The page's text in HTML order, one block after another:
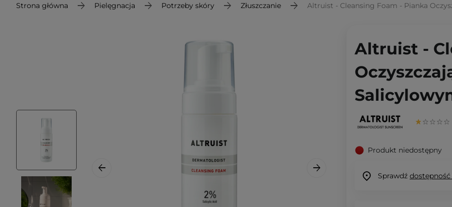
Strona główna Pielęgnacja Potrzeby skóry Złuszczanie Altruist - Cleansing Foam - Pianka
Altruist -
Produkt niedostępny
Sprawdź